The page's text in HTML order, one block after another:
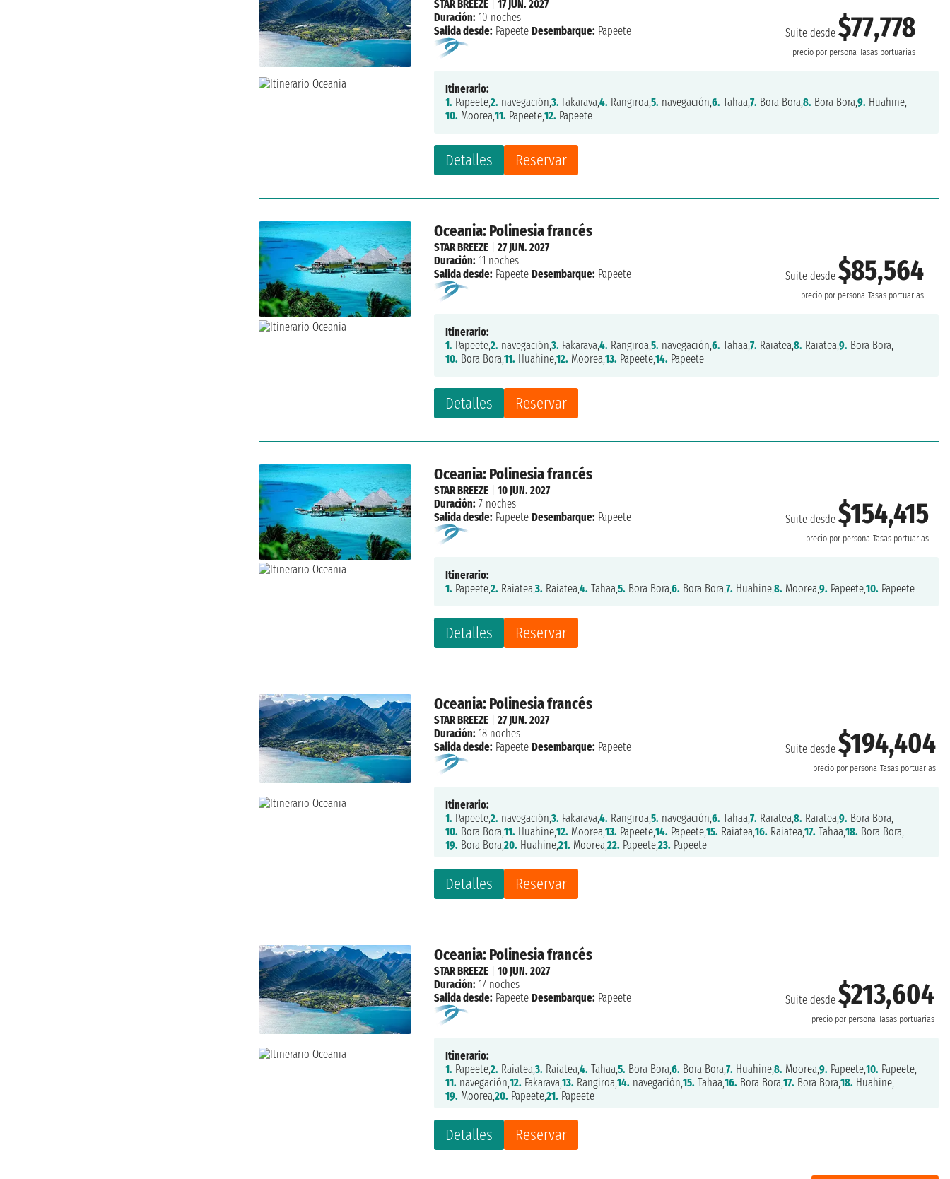
Suite desde$77,778
precio por persona Tasas portuarias
Detalles Reservar
STAR BREEZE |17 JUN. 2027
Duración: 10 noches
Salida desde: Papeete Desembarque: Papeete
Itinerario:
1. Papeete,2. navegación,3. Fakarava,4. Rangiroa,5. navegación,6. Tahaa,7. Bora Bora,8. Bora Bora,9. Huahine,
10. Moorea,11. Papeete,12. Papeete
Oceania: Polinesia francés
Suite desde$85,564
precio por persona Tasas portuarias
Detalles Reservar
STAR BREEZE |27 JUN. 2027
Duración: 11 noches
Salida desde: Papeete Desembarque: Papeete
Itinerario:
1. Papeete,2. navegación,3. Fakarava,4. Rangiroa,5. navegación,6. Tahaa,7. Raiatea,8. Raiatea,9. Bora Bora,
10. Bora Bora,11. Huahine,12. Moorea,13. Papeete,14. Papeete
Oceania: Polinesia francés
Suite desde$154,415
precio por persona Tasas portuarias
Detalles Reservar
STAR BREEZE |10 JUN. 2027
Duración: 7 noches
Salida desde: Papeete Desembarque: Papeete
Itinerario:
1. Papeete,2. Raiatea,3. Raiatea,4. Tahaa,5. Bora Bora,6. Bora Bora,7. Huahine,8. Moorea,9. Papeete,10. Papeete
Oceania: Polinesia francés
Suite desde$194,404
precio por persona Tasas portuarias
Detalles Reservar
STAR BREEZE |27 JUN. 2027
Duración: 18 noches
Salida desde: Papeete Desembarque: Papeete
Itinerario:
1. Papeete,2. navegación,3. Fakarava,4. Rangiroa,5. navegación,6. Tahaa,7. Raiatea,8. Raiatea,9. Bora Bora,
10. Bora Bora,11. Huahine,12. Moorea,13. Papeete,14. Papeete,15. Raiatea,16. Raiatea,17. Tahaa,18. Bora Bora,
19. Bora Bora,20. Huahine,21. Moorea,22. Papeete,23. Papeete
Oceania: Polinesia francés
Suite desde$213,604
precio por persona Tasas portuarias
Detalles Reservar
STAR BREEZE |10 JUN. 2027
Duración: 17 noches
Salida desde: Papeete Desembarque: Papeete
Itinerario:
1. Papeete,2. Raiatea,3. Raiatea,4. Tahaa,5. Bora Bora,6. Bora Bora,7. Huahine,8. Moorea,9. Papeete,10. Papeete,
11. navegación,12. Fakarava,13. Rangiroa,14. navegación,15. Tahaa,16. Bora Bora,17. Bora Bora,18. Huahine,
19. Moorea,20. Papeete,21. Papeete